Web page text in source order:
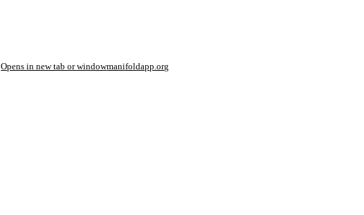
Opens in new tab or windowmanifoldapp.org